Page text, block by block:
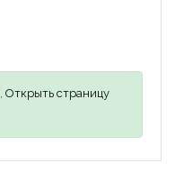
Открыть страницу